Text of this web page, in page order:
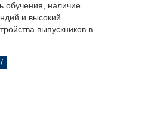
обучения, наличие
и высокий
выпускников в